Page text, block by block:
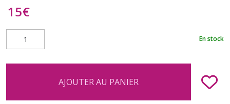
15€
En stock
AJOUTER AU PANIER